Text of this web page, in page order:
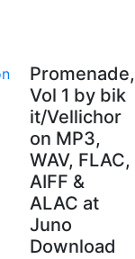
Promenade,
Vol 1 by bik
it/Vellichor
on MP3,
WAV, FLAC,
AIFF &
ALAC at
Juno
Download